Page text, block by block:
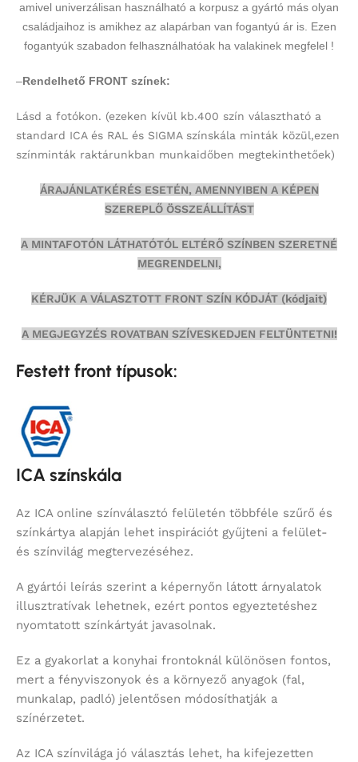
amivel univerzálisan használható a korpusz a gyártó más olyan
családjaihoz is amikhez az alapárban van fogantyú ár is. Ezen
fogantyúk szabadon felhasználhatóak ha valakinek megfelel !
–Rendelhető FRONT színek:
Lásd a fotókon. (ezeken kívül kb.400 szín választható a
standard ICA és RAL és SIGMA színskála minták közül,ezen
színminták raktárunkban munkaidőben megtekinthetőek)
ÁRAJÁNLATKÉRÉS ESETÉN, AMENNYIBEN A KÉPEN
SZEREPLŐ ÖSSZEÁLLÍTÁST
A MINTAFOTÓN LÁTHATÓTÓL ELTÉRŐ SZÍNBEN SZERETNÉ
MEGRENDELNI,
KÉRJÜK A VÁLASZTOTT FRONT SZÍN KÓDJÁT (kódjait)
A MEGJEGYZÉS ROVATBAN SZÍVESKEDJEN FELTÜNTETNI!
Festett front típusok:
ICA színskála
Az ICA online színválasztó felületén többféle szűrő és
színkártya alapján lehet inspirációt gyűjteni a felület-
és színvilág megtervezéséhez.
A gyártói leírás szerint a képernyőn látott árnyalatok
illusztratívak lehetnek, ezért pontos egyeztetéshez
nyomtatott színkártyát javasolnak.
Ez a gyakorlat a konyhai frontoknál különösen fontos,
mert a fényviszonyok és a környező anyagok (fal,
munkalap, padló) jelentősen módosíthatják a
színérzetet.
Az ICA színvilága jó választás lehet, ha kifejezetten